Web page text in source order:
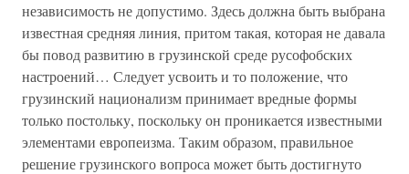
независимость не допустимо. Здесь должна быть выбрана
известная средняя линия, притом такая, которая не давала
бы повод развитию в грузинской среде русофобских
настроений… Следует усвоить и то положение, что
грузинский национализм принимает вредные формы
только постольку, поскольку он проникается известными
элементами европеизма. Таким образом, правильное
решение грузинского вопроса может быть достигнуто